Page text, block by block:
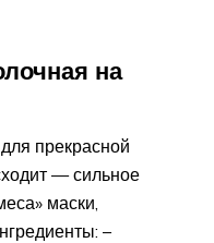
на
прекрасной
— сильное
маски,
–